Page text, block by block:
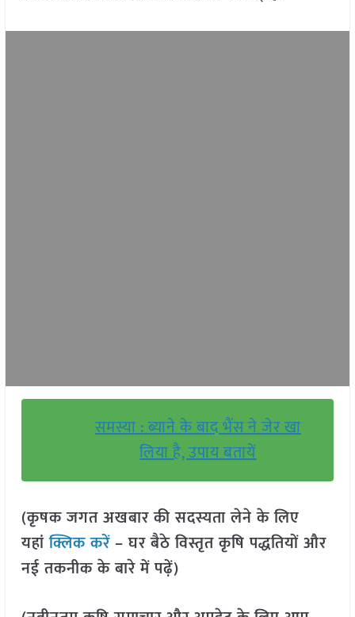
समस्या : ब्याने के बाद भैंस ने जेर खा
लिया है, उपाय बतायें
(कृषक जगत अखबार की सदस्यता लेने के लिए
यहांक्लिक करें– घर बैठे विस्तृत कृषि पद्धतियों और
नई तकनीक के बारे में पढ़ें)